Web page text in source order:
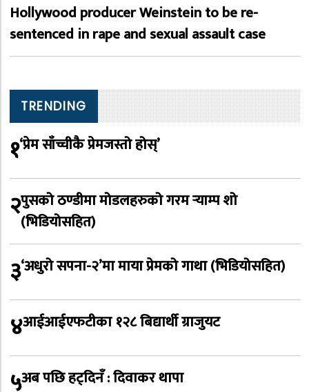
Hollywood producer Weinstein to be re-
sentenced in rape and sexual assault case
TRENDING
१‘प्रेम साँच्चीकै प्रेमजस्तो होस्’
२पुसको ठण्डीमा मोडलहरुको गरम र्‍याम्प शो
(भिडियोसहित)
३‘अधुरो सपना-२’मा माया प्रेमको गाथा (भिडियोसहित)
४आईआईएफटीका १२८ बिद्यार्थी ग्राजुयट
५अब पछि हट्दिनँ : दिवाकर थापा